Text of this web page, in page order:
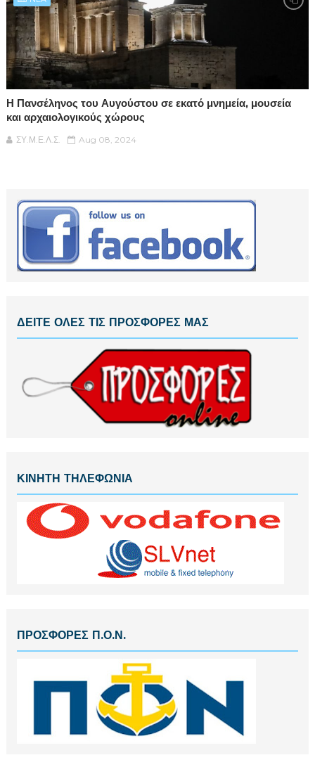
Η Πανσέληνος του Αυγούστου σε εκατό μνημεία, μουσεία
και αρχαιολογικούς χώρους
ΣΥ.Μ.Ε.Λ.Σ. Aug 08, 2024
ΔΕΙΤΕ ΟΛΕΣ ΤΙΣ ΠΡΟΣΦΟΡΕΣ ΜΑΣ
ΚΙΝΗΤΗ ΤΗΛΕΦΩΝΙΑ
ΠΡΟΣΦΟΡΕΣ Π.Ο.Ν.